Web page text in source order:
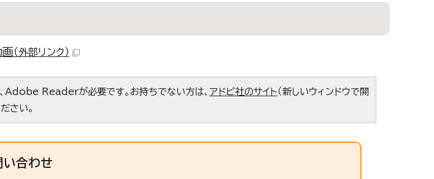
画（外部リンク）
Adobe Readerが必要です。お持ちでない方は、 アドビ社のサイト（新しいウィンドウで開
さい。
い合わせ